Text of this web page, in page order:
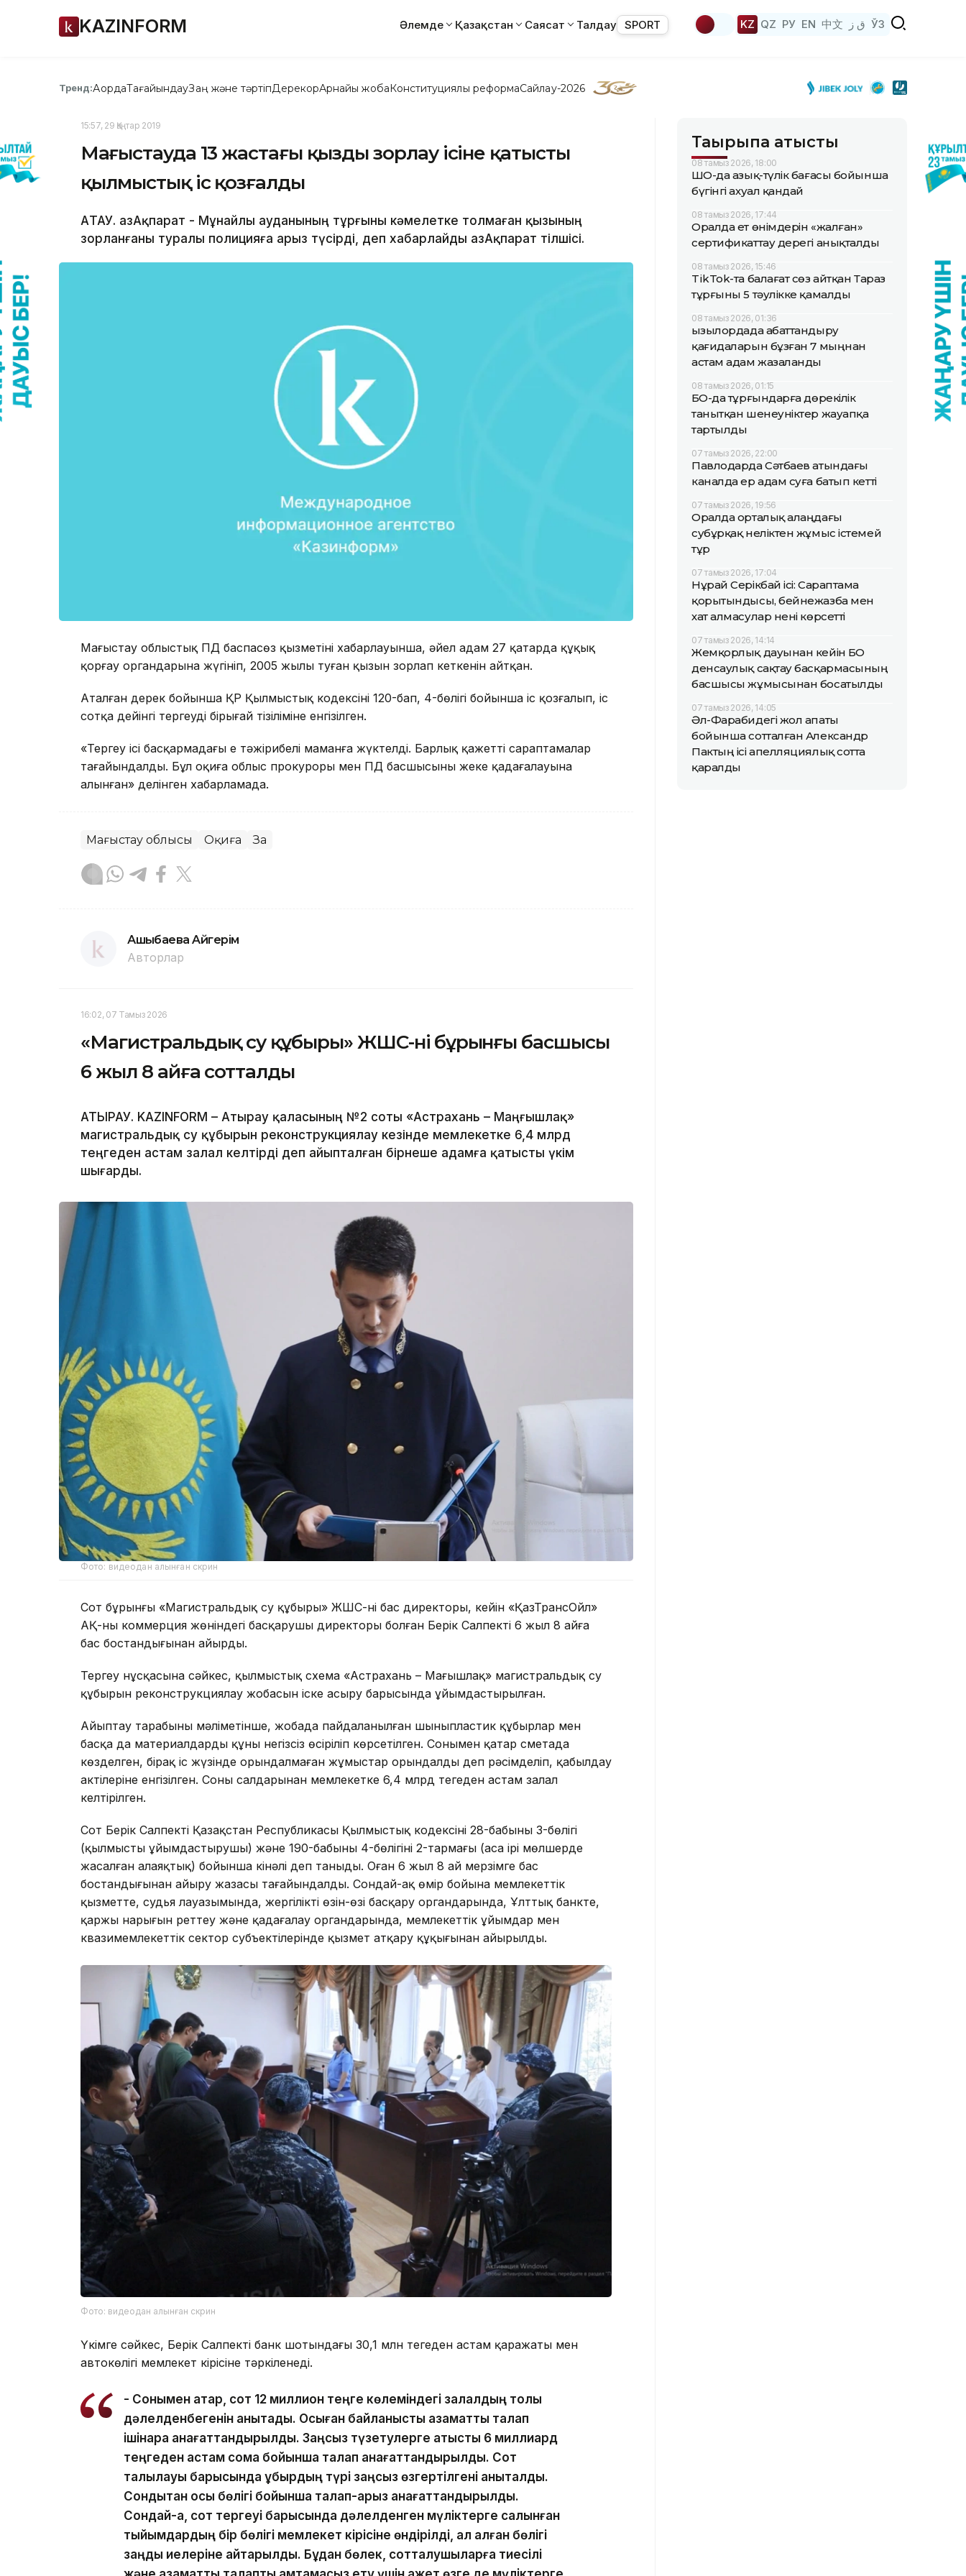
KAZINFORM Әлемде Қазақстан Саясат Талдау SPORT KZ QZ РУ EN 中文 ق ز ЎЗ
Тренд:АқордаТағайындауЗаң және тәртіпДерекқорАрнайы жобаКонституциялық реформаСайлау-2026
15:57, 29 Қаңтар 2019
Маңғыстауда 13 жастағы қызды зорлау ісіне қатысты
қылмыстық іс қозғалды
АҚТАУ. ҚазАқпарат - Мұнайлы ауданының тұрғыны кәмелетке толмаған қызының
зорланғаны туралы полицияға арыз түсірді, деп хабарлайды ҚазАқпарат тілшісі.
Маңғыстау облыстық ПД баспасөз қызметінің хабарлауынша, әйел адам 27 қаңтарда құқық
қорғау органдарына жүгініп, 2005 жылы туған қызын зорлап кеткенін айтқан.
Аталған дерек бойынша ҚР Қылмыстық кодексінің 120-бап, 4-бөлігі бойынша іс қозғалып, іс
сотқа дейінгі тергеудің бірыңғай тізіліміне енгізілген.
«Тергеу ісі басқармадағы ең тәжірибелі маманға жүктелді. Барлық қажетті сараптамалар
тағайындалды. Бұл оқиға облыс прокуроры мен ПД басшысының жеке қадағалауына
алынған» делінген хабарламада.
Маңғыстау облысы Оқиға Заң
Ашықбаева Aйгepiм
Авторлар
16:02, 07 Тамыз 2026
«Магистральдық су құбыры» ЖШС-нің бұрынғы басшысы
6 жыл 8 айға сотталды
АТЫРАУ. KAZINFORM – Атырау қаласының №2 соты «Астрахань – Маңғышлақ»
магистральдық су құбырын реконструкциялау кезінде мемлекетке 6,4 млрд
теңгеден астам залал келтірді деп айыпталған бірнеше адамға қатысты үкім
шығарды.
Фото: видеодан алынған скрин
Сот бұрынғы «Магистральдық су құбыры» ЖШС-нің бас директоры, кейін «ҚазТрансОйл»
АҚ-ның коммерция жөніндегі басқарушы директоры болған Берік Салпекті 6 жыл 8 айға
бас бостандығынан айырды.
Тергеу нұсқасына сәйкес, қылмыстық схема «Астрахань – Маңғышлақ» магистральдық су
құбырын реконструкциялау жобасын іске асыру барысында ұйымдастырылған.
Айыптау тарабының мәліметінше, жобада пайдаланылған шыныпластик құбырлар мен
басқа да материалдардың құны негізсіз өсіріліп көрсетілген. Сонымен қатар сметада
көзделген, бірақ іс жүзінде орындалмаған жұмыстар орындалды деп рәсімделіп, қабылдау
актілеріне енгізілген. Соның салдарынан мемлекетке 6,4 млрд теңгеден астам залал
келтірілген.
Сот Берік Салпекті Қазақстан Республикасы Қылмыстық кодексінің 28-бабының 3-бөлігі
(қылмысты ұйымдастырушы) және 190-бабының 4-бөлігінің 2-тармағы (аса ірі мөлшерде
жасалған алаяқтық) бойынша кінәлі деп таныды. Оған 6 жыл 8 ай мерзімге бас
бостандығынан айыру жазасы тағайындалды. Сондай-ақ өмір бойына мемлекеттік
қызметте, судья лауазымында, жергілікті өзін-өзі басқару органдарында, Ұлттық банкте,
қаржы нарығын реттеу және қадағалау органдарында, мемлекеттік ұйымдар мен
квазимемлекеттік сектор субъектілерінде қызмет атқару құқығынан айырылды.
Фото: видеодан алынған скрин
Үкімге сәйкес, Берік Салпектің банк шотындағы 30,1 млн теңгеден астам қаражаты мен
автокөлігі мемлекет кірісіне тәркіленеді.
- Сонымен қатар, сот 12 миллион теңге көлеміндегі залалдың толық
дәлелденбегенін анықтады. Осыған байланысты азаматтық талап
ішінара қанағаттандырылды. Заңсыз түзетулерге қатысты 6 миллиард
теңгеден астам сома бойынша талап қанағаттандырылды. Сот
талқылауы барысында құбырдың түрі заңсыз өзгертілгені анықталды.
Сондықтан осы бөлігі бойынша талап-арыз қанағаттандырылды.
Сондай-ақ, сот тергеуі барысында дәлелденген мүліктерге салынған
тыйымдардың бір бөлігі мемлекет кірісіне өндірілді, ал қалған бөлігі
заңды иелеріне қайтарылды. Бұдан бөлек, сотталушыларға тиесілі
Тақырыпқа қатысты
08 тамыз 2026, 18:00
ШҚО-да азық-түлік бағасы бойынша
бүгінгі ахуал қандай
08 тамыз 2026, 17:44
Оралда ет өнімдерін «жалған»
сертификаттау дерегі анықталды
08 тамыз 2026, 15:46
TikTok-та балағат сөз айтқан Тараз
тұрғыны 5 тәулікке қамалды
08 тамыз 2026, 01:36
Қызылордада абаттандыру
қағидаларын бұзған 7 мыңнан
астам адам жазаланды
08 тамыз 2026, 01:15
БҚО-да тұрғындарға дөрекілік
танытқан шенеуніктер жауапқа
тартылды
07 тамыз 2026, 22:00
Павлодарда Сәтбаев атындағы
каналда ер адам суға батып кетті
07 тамыз 2026, 19:56
Оралда орталық алаңдағы
субұрқақ неліктен жұмыс істемей
тұр
07 тамыз 2026, 17:04
Нұрай Серікбай ісі: Сараптама
қорытындысы, бейнежазба мен
хат алмасулар нені көрсетті
07 тамыз 2026, 14:14
Жемқорлық дауынан кейін БҚО
денсаулық сақтау басқармасының
басшысы жұмысынан босатылды
07 тамыз 2026, 14:05
Әл-Фарабидегі жол апаты
бойынша сотталған Александр
Пактың ісі апелляциялық сотта
қаралды